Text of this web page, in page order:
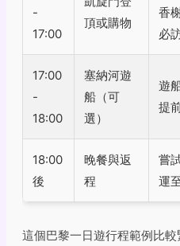
-
17:00
頂或購物
香
必
17:00
-
18:00
塞納河遊
船（可
選）
遊
提
18:00
後
晚餐與返
程
嘗
運
這個巴黎一日遊行程範例比